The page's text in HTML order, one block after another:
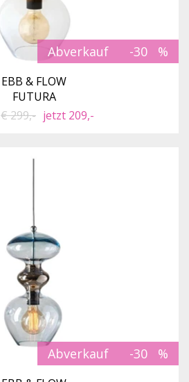
Abverkauf -30
EBB & FLOW
FUTURA
€ 299,- jetzt 209,-
Abverkauf -30